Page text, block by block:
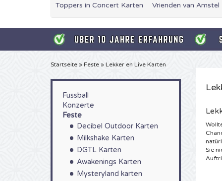
Toppers in Concert Karten Vrienden van Amstel
Startseite » Feste » Lekker en Live Karten
Fussball
Konzerte
Feste
Decibel Outdoor Karten
Milkshake Karten
DGTL Karten
Awakenings Karten
Mysteryland karten
Sie